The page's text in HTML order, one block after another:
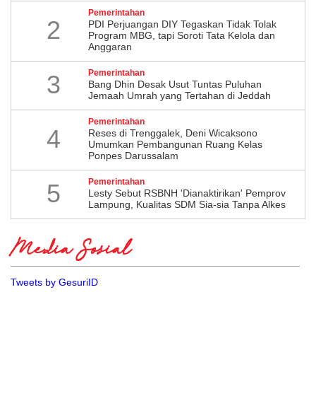
2
Pemerintahan
PDI Perjuangan DIY Tegaskan Tidak Tolak
Program MBG, tapi Soroti Tata Kelola dan
Anggaran
3 Pemerintahan
Bang Dhin Desak Usut Tuntas Puluhan
Jemaah Umrah yang Tertahan di Jeddah
4
Pemerintahan
​Reses di Trenggalek, Deni Wicaksono
Umumkan Pembangunan Ruang Kelas
Ponpes Darussalam
5 Pemerintahan
Lesty Sebut RSBNH 'Dianaktirikan' Pemprov
Lampung, Kualitas SDM Sia-sia Tanpa Alkes
Media Sosial
Tweets by GesuriID